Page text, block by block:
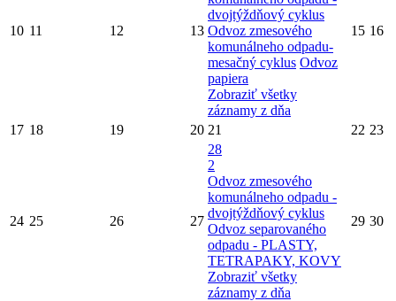
10 11 12 13
dvojtýždňový cyklus
Odvoz zmesového
komunálneho odpadu-
mesačný cyklus Odvoz
papiera
Zobraziť všetky
záznamy z dňa
15 16
17 18 19 20 21 22 23
24 25 26 27
28
2
Odvoz zmesového
komunálneho odpadu -
dvojtýždňový cyklus
Odvoz separovaného
odpadu - PLASTY,
TETRAPAKY, KOVY
Zobraziť všetky
záznamy z dňa
29 30